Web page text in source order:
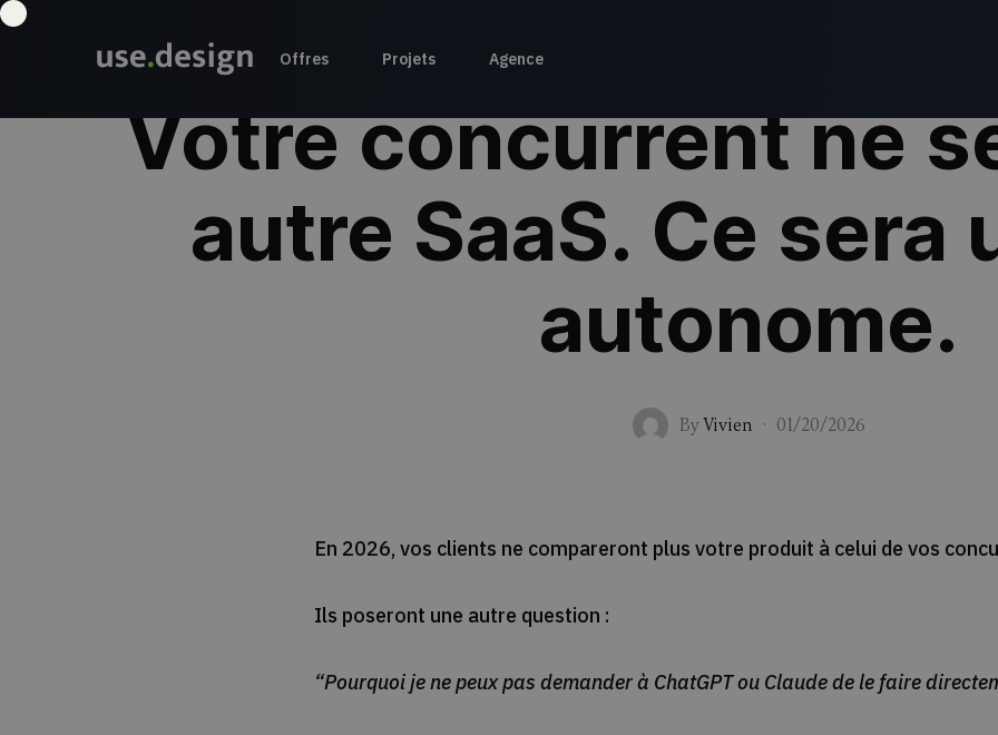
Offres Projets Agence
Votre concurrent ne
autre SaaS. Ce sera
autonome.
ByVivien · 01/20/2026
En 2026, vos clients ne compareront plus votre produit à celui de vos
Ils poseront une autre question :
“Pourquoi je ne peux pas demander à ChatGPT ou Claude de le faire